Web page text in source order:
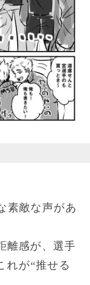
素敵な声があ
離感が、選手
れが“推せる